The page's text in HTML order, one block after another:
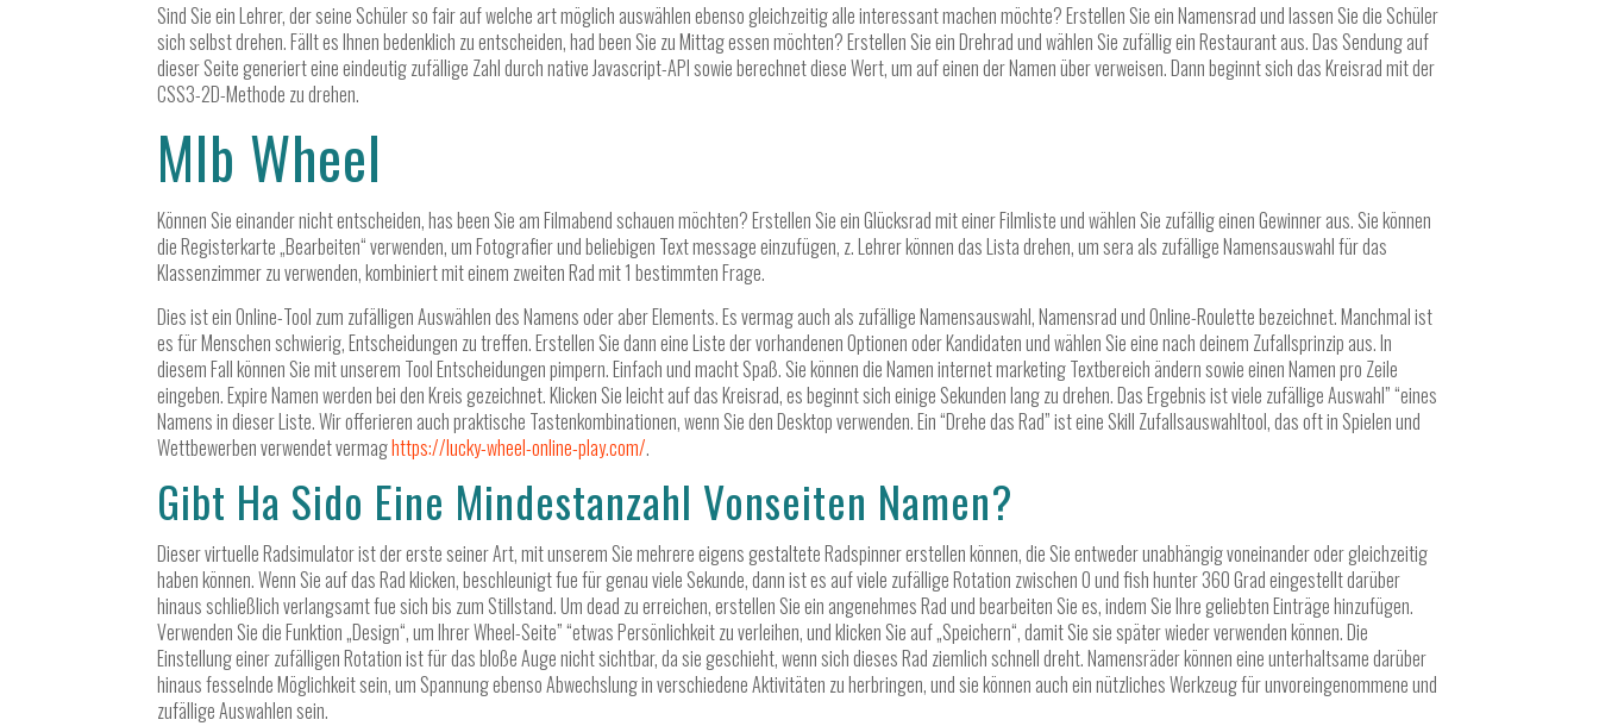
Sind Sie ein Lehrer, der seine Schüler so fair auf welche art möglich auswählen ebenso gleichzeitig alle interessant machen möchte? Erstellen Sie ein Namensrad und lassen Sie die Schüler
sich selbst drehen. Fällt es Ihnen bedenklich zu entscheiden, had been Sie zu Mittag essen möchten? Erstellen Sie ein Drehrad und wählen Sie zufällig ein Restaurant aus. Das Sendung auf
dieser Seite generiert eine eindeutig zufällige Zahl durch native Javascript-API sowie berechnet diese Wert, um auf einen der Namen über verweisen. Dann beginnt sich das Kreisrad mit der
CSS3-2D-Methode zu drehen.
Mlb Wheel
Können Sie einander nicht entscheiden, has been Sie am Filmabend schauen möchten? Erstellen Sie ein Glücksrad mit einer Filmliste und wählen Sie zufällig einen Gewinner aus. Sie können
die Registerkarte „Bearbeiten“ verwenden, um Fotografier und beliebigen Text message einzufügen, z. Lehrer können das Lista drehen, um sera als zufällige Namensauswahl für das
Klassenzimmer zu verwenden, kombiniert mit einem zweiten Rad mit 1 bestimmten Frage.
Dies ist ein Online-Tool zum zufälligen Auswählen des Namens oder aber Elements. Es vermag auch als zufällige Namensauswahl, Namensrad und Online-Roulette bezeichnet. Manchmal ist
es für Menschen schwierig, Entscheidungen zu treffen. Erstellen Sie dann eine Liste der vorhandenen Optionen oder Kandidaten und wählen Sie eine nach deinem Zufallsprinzip aus. In
diesem Fall können Sie mit unserem Tool Entscheidungen pimpern. Einfach und macht Spaß. Sie können die Namen internet marketing Textbereich ändern sowie einen Namen pro Zeile
eingeben. Expire Namen werden bei den Kreis gezeichnet. Klicken Sie leicht auf das Kreisrad, es beginnt sich einige Sekunden lang zu drehen. Das Ergebnis ist viele zufällige Auswahl” “eines
Namens in dieser Liste. Wir offerieren auch praktische Tastenkombinationen, wenn Sie den Desktop verwenden. Ein “Drehe das Rad” ist eine Skill Zufallsauswahltool, das oft in Spielen und
Wettbewerben verwendet vermaghttps://lucky-wheel-online-play.com/.
Gibt Ha Sido Eine Mindestanzahl Vonseiten Namen?
Dieser virtuelle Radsimulator ist der erste seiner Art, mit unserem Sie mehrere eigens gestaltete Radspinner erstellen können, die Sie entweder unabhängig voneinander oder gleichzeitig
haben können. Wenn Sie auf das Rad klicken, beschleunigt fue für genau viele Sekunde, dann ist es auf viele zufällige Rotation zwischen 0 und fish hunter 360 Grad eingestellt darüber
hinaus schließlich verlangsamt fue sich bis zum Stillstand. Um dead zu erreichen, erstellen Sie ein angenehmes Rad und bearbeiten Sie es, indem Sie Ihre geliebten Einträge hinzufügen.
Verwenden Sie die Funktion „Design“, um Ihrer Wheel-Seite” “etwas Persönlichkeit zu verleihen, und klicken Sie auf „Speichern“, damit Sie sie später wieder verwenden können. Die
Einstellung einer zufälligen Rotation ist für das bloße Auge nicht sichtbar, da sie geschieht, wenn sich dieses Rad ziemlich schnell dreht. Namensräder können eine unterhaltsame darüber
hinaus fesselnde Möglichkeit sein, um Spannung ebenso Abwechslung in verschiedene Aktivitäten zu herbringen, und sie können auch ein nützliches Werkzeug für unvoreingenommene und
zufällige Auswahlen sein.